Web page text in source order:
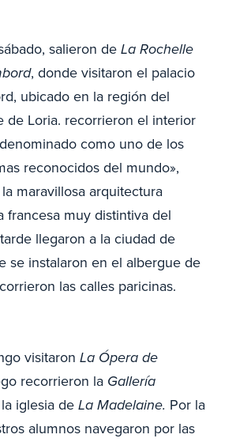
salieron deLa Rochelle
, donde visitaron el palacio
ubicado en la región del
de Loria. recorrieron el interior
como uno de los
reconocidos del mundo»,
maravillosa arquitectura
francesa muy distintiva del
llegaron a la ciudad de
se instalaron en el albergue de
las calles paricinas.
visitaron La Ópera de
recorrieron la Gallería
iglesia deLa Madelaine. Por la
alumnos navegaron por las